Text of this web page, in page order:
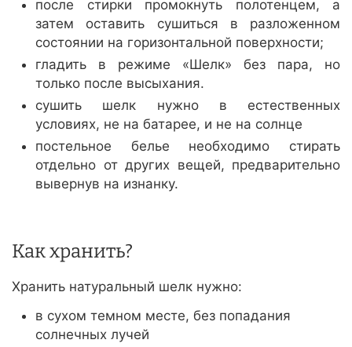
после стирки промокнуть полотенцем, а
затем оставить сушиться в разложенном
состоянии на горизонтальной поверхности;
гладить в режиме «Шелк» без пара, но
только после высыхания.
сушить шелк нужно в естественных
условиях, не на батарее, и не на солнце
постельное белье необходимо стирать
отдельно от других вещей, предварительно
вывернув на изнанку.
Как хранить?
Хранить натуральный шелк нужно:
в сухом темном месте, без попадания
солнечных лучей